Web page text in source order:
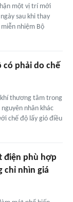
một vị trí mới
sau khi thay
nhiệm Bộ
có phải do chế
thương tâm trong
nhân khác
chế độ lấy gió điều
điện phù hợp
chỉ nhìn giá